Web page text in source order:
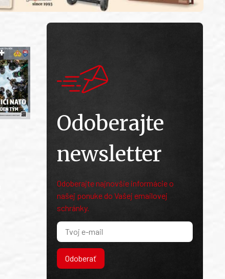
Odoberajte
newsletter
Odoberajte najnovšie informácie o
našej ponuke do Vašej emailovej
schránky.
Odoberať